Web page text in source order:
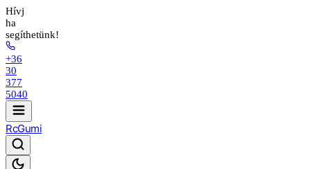
Hívj
ha
segíthetünk!
+36
30
377
5040
RcGumi